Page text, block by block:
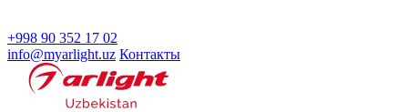
+998 90 352 17 02
info@myarlight.uz Контакты